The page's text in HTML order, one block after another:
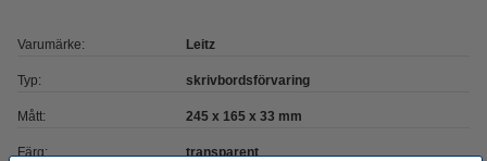
Varumärke: Leitz
Typ: skrivbordsförvaring
Mått: 245 x 165 x 33 mm
Färg: transparent